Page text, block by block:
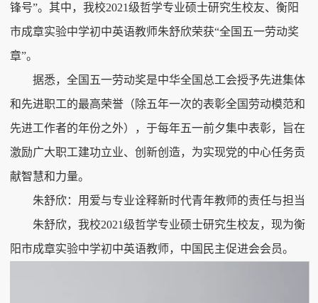
锋号”。其中，我校2021级哲学专业硕士研究生校友、衡阳
市成章实验中学初中英语教师朱舒欣荣获“全国五一劳动奖
章”。
据悉，全国五一劳动奖是中华全国总工会授予先进集体
和先进职工的最高荣誉（除五年一次的表彰全国劳动模范和
先进工作者的年份之外），于每年五一前夕集中表彰，旨在
激励广大职工建功立业、创新创造，为实现党的中心任务贡
献智慧和力量。
朱舒欣：用爱与专业诠释新时代青年教师的责任与担当
朱舒欣，我校2021级哲学专业硕士研究生校友，现为衡
阳市成章实验中学初中英语教师，中国民主促进会会员。